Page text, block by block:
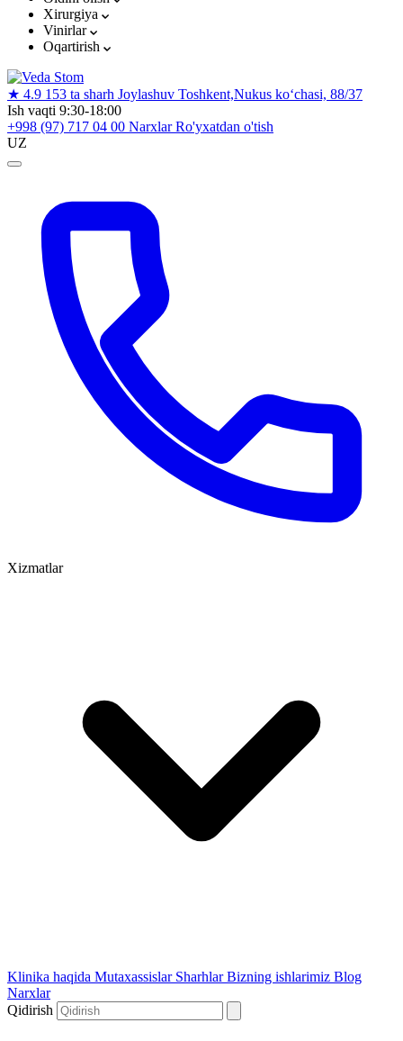
Xirurgiya
Vinirlar
Oqartirish
★ 4.9 153 ta sharh Joylashuv Toshkent,Nukus ko‘chasi, 88/37
Ish vaqti 9:30-18:00
+998 (97) 717 04 00 NarxlarRo'yxatdan o'tish
UZ
Xizmatlar
Klinika haqida Mutaxassislar SharhlarBizning ishlarimiz Blog
Narxlar
Qidirish